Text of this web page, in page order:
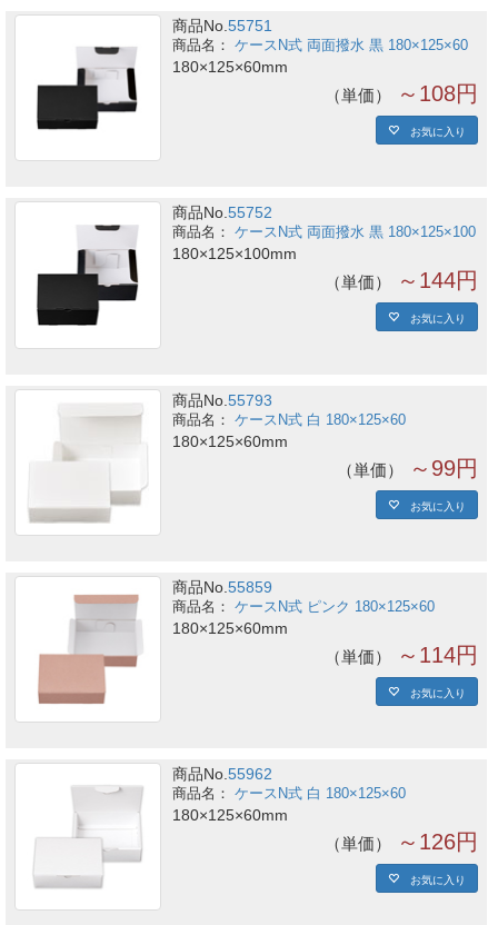
商品No.55751
ケースN式 両面撥水 黒 180×125×60
180×125×60mm
単価 ～108円
お気に入り
商品No.55752
ケースN式 両面撥水 黒 180×125×100
180×125×100mm
単価 ～144円
お気に入り
商品No.55793
ケースN式 白 180×125×60
180×125×60mm
単価 ～99円
お気に入り
商品No.55859
ケースN式 ピンク 180×125×60
180×125×60mm
単価 ～114円
お気に入り
商品No.55962
ケースN式 白 180×125×60
180×125×60mm
単価 ～126円
お気に入り